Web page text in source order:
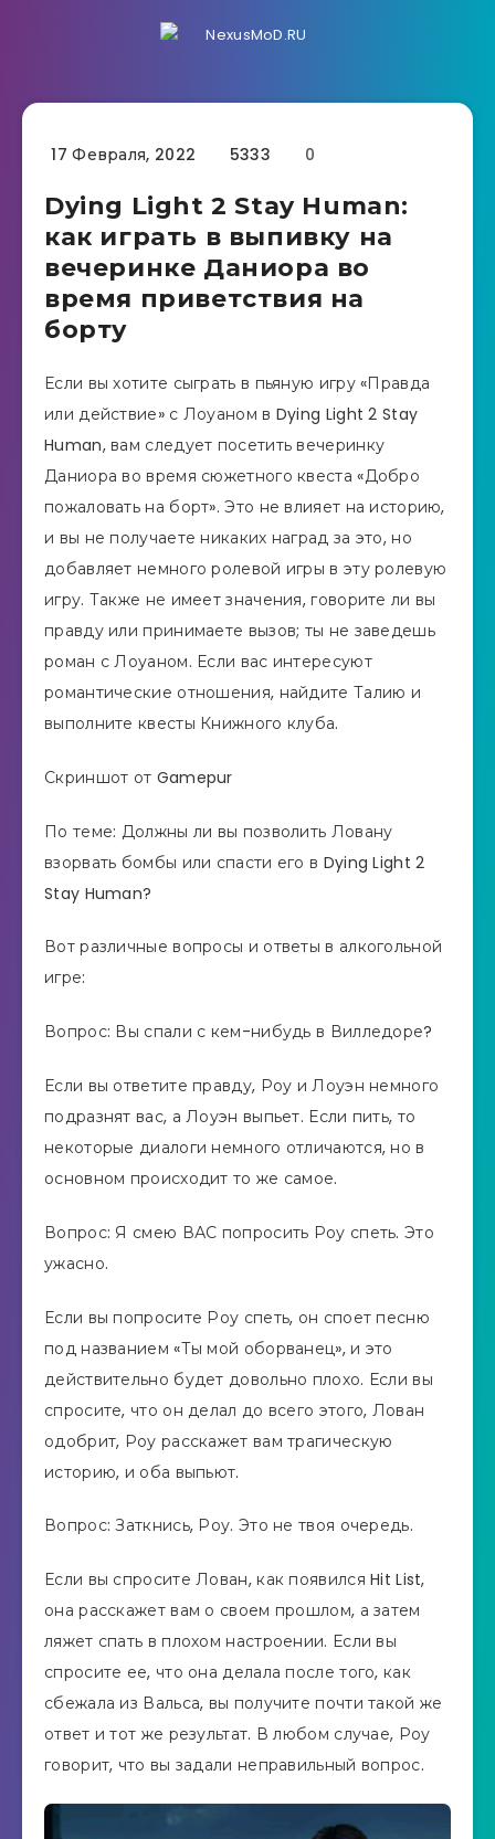
17 Февраля, 2022 5333 0
Dying Light 2 Stay Human:
как играть в выпивку на
вечеринке Даниора во
время приветствия на
борту
Если вы хотите сыграть в пьяную игру «Правда
или действие» с Лоуаном в Dying Light 2 Stay
Human, вам следует посетить вечеринку
Даниора во время сюжетного квеста «Добро
пожаловать на борт». Это не влияет на историю,
и вы не получаете никаких наград за это, но
добавляет немного ролевой игры в эту ролевую
игру. Также не имеет значения, говорите ли вы
правду или принимаете вызов; ты не заведешь
роман с Лоуаном. Если вас интересуют
романтические отношения, найдите Талию и
выполните квесты Книжного клуба.
Скриншот от Gamepur
По теме: Должны ли вы позволить Ловану
взорвать бомбы или спасти его в Dying Light 2
Stay Human?
Вот различные вопросы и ответы в алкогольной
игре:
Вопрос: Вы спали с кем-нибудь в Вилледоре?
Если вы ответите правду, Роу и Лоуэн немного
подразнят вас, а Лоуэн выпьет. Если пить, то
некоторые диалоги немного отличаются, но в
основном происходит то же самое.
Вопрос: Я смею ВАС попросить Роу спеть. Это
ужасно.
Если вы попросите Роу спеть, он споет песню
под названием «Ты мой оборванец», и это
действительно будет довольно плохо. Если вы
спросите, что он делал до всего этого, Лован
одобрит, Роу расскажет вам трагическую
историю, и оба выпьют.
Вопрос: Заткнись, Роу. Это не твоя очередь.
Если вы спросите Лован, как появился Hit List,
она расскажет вам о своем прошлом, а затем
ляжет спать в плохом настроении. Если вы
спросите ее, что она делала после того, как
сбежала из Вальса, вы получите почти такой же
ответ и тот же результат. В любом случае, Роу
говорит, что вы задали неправильный вопрос.